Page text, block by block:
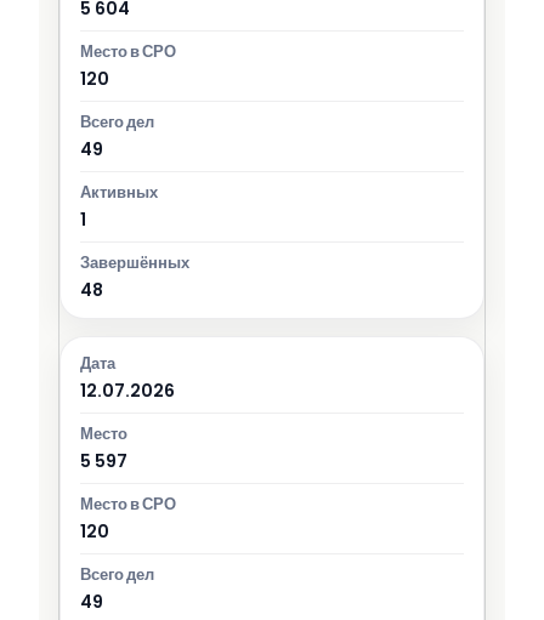
5 604
120
49
1
48
12.07.2026
5 597
120
49